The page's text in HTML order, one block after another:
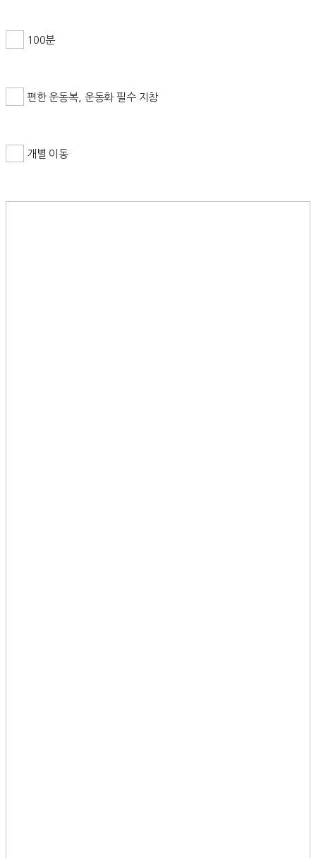
100분
편한 운동복, 운동화 필수 지참
개별 이동